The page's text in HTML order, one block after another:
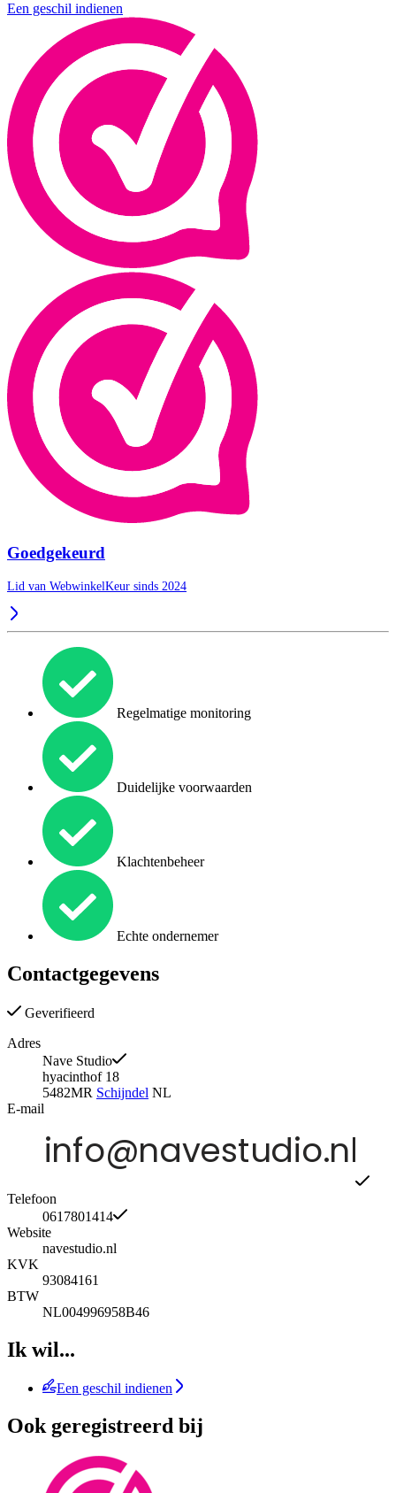
Een geschil indienen
Goedgekeurd
Lid van WebwinkelKeur sinds 2024
Regelmatige monitoring
Duidelijke voorwaarden
Klachtenbeheer
Echte ondernemer
Contactgegevens
Geverifieerd
Adres
Nave Studio
hyacinthof 18
5482MR Schijndel NL
E-mail
Telefoon
0617801414
Website
navestudio.nl
KVK
93084161
BTW
NL004996958B46
Ik wil...
Een geschil indienen
Ook geregistreerd bij